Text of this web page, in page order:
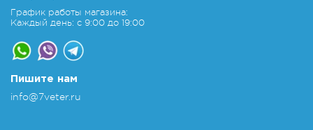
График работы магазина:
Каждый день: с 9:00 до 19:00
Пишите нам
info@7veter.ru